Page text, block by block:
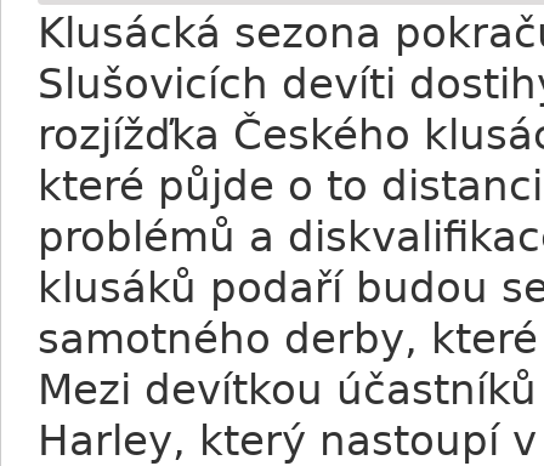
Klusácká sezona
Slušovicích devíti
rozjížďka Českého
které půjde o to
problémů a
klusáků podaří budou
samotného derby,
Mezi devítkou
Harley, který nastoupí